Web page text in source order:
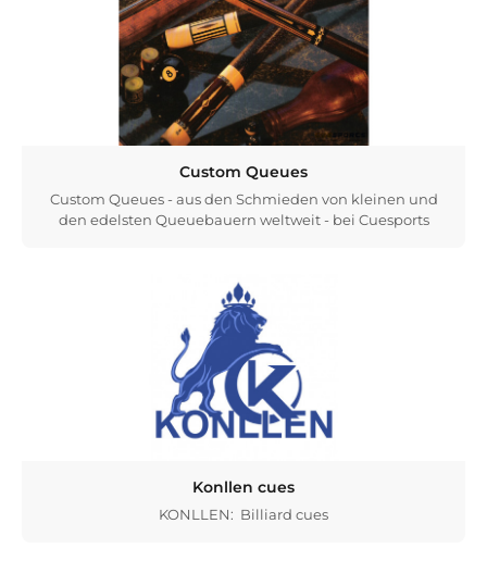
Custom Queues
Custom Queues - aus den Schmieden von kleinen und
den edelsten Queuebauern weltweit - bei Cuesports
Konllen cues
KONLLEN: Billiard cues